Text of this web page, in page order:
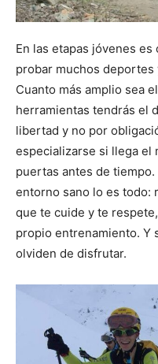
En las etapas jóvenes
probar muchos
Cuanto más amplio sea
herramientas tendrás el
libertad y no por
especializarse si llega el
puertas antes de
entorno sano lo es todo:
que te cuide y te
propio entrenamiento. Y
olviden de disfrutar.